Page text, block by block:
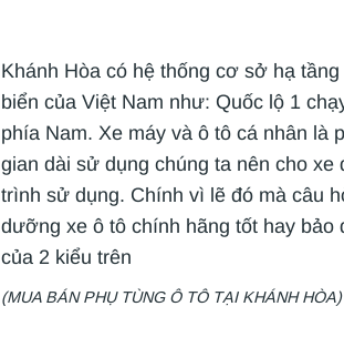
Khánh Hòa có hệ thống cơ sở hạ
biển của Việt Nam như: Quốc lộ 1
phía Nam. Xe máy và ô tô cá nhân là
gian dài sử dụng chúng ta nên cho
trình sử dụng. Chính vì lẽ đó mà câu
dưỡng xe ô tô chính hãng tốt hay
của 2 kiểu trên
(MUA BÁN PHỤ TÙNG Ô TÔ TẠI KHÁNH HÒA)